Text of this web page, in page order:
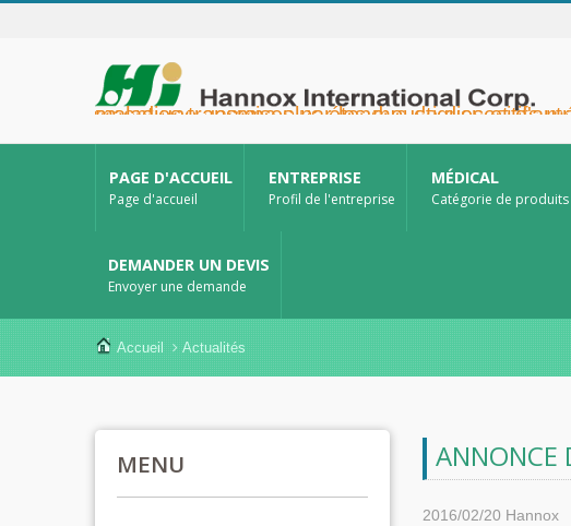
Hannox International Corp. - Nous accompagnons les importateurs, grossistes et distributeurs de dispositifs médicaux, ainsi que les marques du secteur de la santé, dans le lancement de solutions non médicamenteuses pour le soin des plaies et des muqueuses, notamment pour les ulcères buccaux, les soins de support en oncologie, la protection cutanée, les soins de la
PAGE D'ACCUEIL
Page d'accueil
ENTREPRISE
Profil de l'entreprise
MÉDICAL
Catégorie de produits
DEMANDER UN DEVIS
Envoyer une demande
Accueil Actualités
MENU ANNONCE
2016/02/20 Hannox